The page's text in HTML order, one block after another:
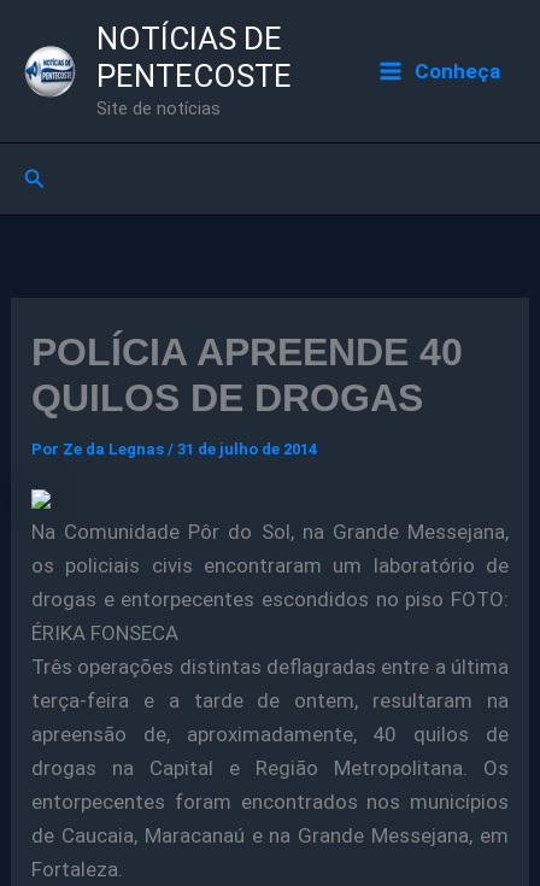
para
NOTÍCIAS DE
PENTECOSTE
Site de notícias
Conheça
Pesquisar
POLÍCIA APREENDE 40
QUILOS DE DROGAS
Por Ze da Legnas/31 de julho de 2014
Na Comunidade Pôr do Sol, na Grande Messejana,
os policiais civis encontraram um laboratório de
drogas e entorpecentes escondidos no piso FOTO:
ÉRIKA FONSECA
Três operações distintas deflagradas entre a última
terça-feira e a tarde de ontem, resultaram na
apreensão de, aproximadamente, 40 quilos de
drogas na Capital e Região Metropolitana. Os
entorpecentes foram encontrados nos municípios
de Caucaia, Maracanaú e na Grande Messejana, em
Fortaleza.